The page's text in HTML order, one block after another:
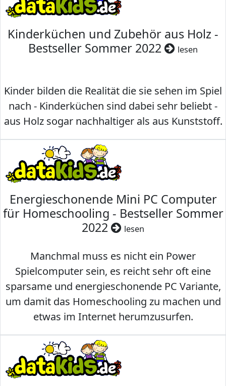
Kinderküchen und Zubehör aus Holz -
Bestseller Sommer 2022
lesen
Kinder bilden die Realität die sie sehen im Spiel
nach - Kinderküchen sind dabei sehr beliebt -
aus Holz sogar nachhaltiger als aus Kunststoff.
Energieschonende Mini PC Computer
für Homeschooling - Bestseller Sommer
2022
lesen
Manchmal muss es nicht ein Power
Spielcomputer sein, es reicht sehr oft eine
sparsame und energieschonende PC Variante,
um damit das Homeschooling zu machen und
etwas im Internet herumzusurfen.